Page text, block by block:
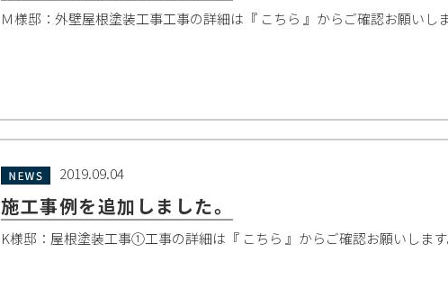
Ｍ様邸：外壁屋根塗装工事工事の詳細は『 こちら 』からご確認お願いし
2019.09.04
施工事例を追加しました。
K様邸：屋根塗装工事①工事の詳細は『 こちら 』からご確認お願いしま